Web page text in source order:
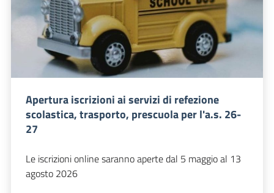
Apertura iscrizioni ai servizi di refezione
scolastica, trasporto, prescuola per l'a.s. 26-
27
Le iscrizioni online saranno aperte dal 5 maggio al 13
agosto 2026